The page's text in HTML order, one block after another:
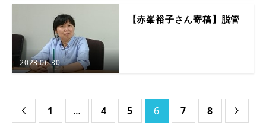
2023.06.30
【赤峯裕子さん寄稿】脱管
 1 … 4 5 6 7 8 